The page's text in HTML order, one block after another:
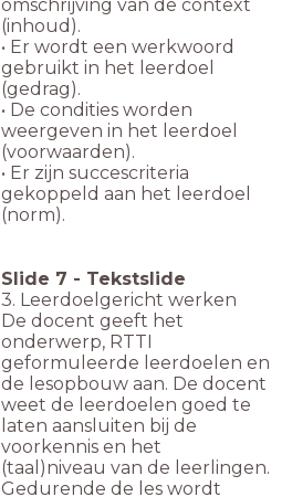
omschrijving van de context
(inhoud).
• Er wordt een werkwoord
gebruikt in het leerdoel
(gedrag).
• De condities worden
weergeven in het leerdoel
(voorwaarden).
• Er zijn succescriteria
gekoppeld aan het leerdoel
(norm).
Slide 7 - Tekstslide
3. Leerdoelgericht werken
De docent geeft het
onderwerp, RTTI
geformuleerde leerdoelen en
de lesopbouw aan. De docent
weet de leerdoelen goed te
laten aansluiten bij de
voorkennis en het
(taal)niveau van de leerlingen.
Gedurende de les wordt